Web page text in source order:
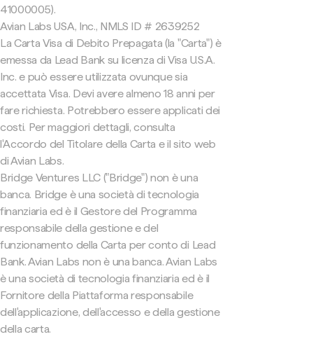
41000005).
Avian Labs USA, Inc., NMLS ID # 2639252
La Carta Visa di Debito Prepagata (la "Carta") è
emessa da Lead Bank su licenza di Visa U.S.A.
Inc. e può essere utilizzata ovunque sia
accettata Visa. Devi avere almeno 18 anni per
fare richiesta. Potrebbero essere applicati dei
costi. Per maggiori dettagli, consulta
l'Accordo del Titolare della Carta e il sito web
di Avian Labs.
Bridge Ventures LLC ("Bridge") non è una
banca. Bridge è una società di tecnologia
finanziaria ed è il Gestore del Programma
responsabile della gestione e del
funzionamento della Carta per conto di Lead
Bank. Avian Labs non è una banca. Avian Labs
è una società di tecnologia finanziaria ed è il
Fornitore della Piattaforma responsabile
dell'applicazione, dell'accesso e della gestione
della carta.